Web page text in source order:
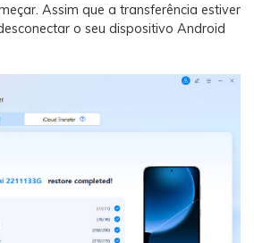
Assim que a transferência estiver
o seu dispositivo Android